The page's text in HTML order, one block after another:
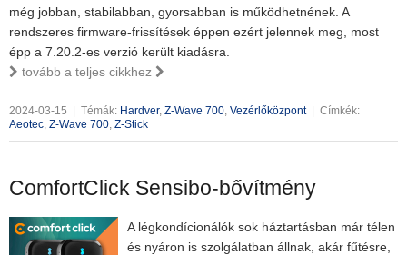
még jobban, stabilabban, gyorsabban is működhetnének. A
rendszeres firmware-frissítések éppen ezért jelennek meg, most
épp a 7.20.2-es verzió került kiadásra.
tovább a teljes cikkhez
2024-03-15 Témák: Hardver, Z-Wave 700, Vezérlőközpont
Címkék:
Aeotec, Z-Wave 700, Z-Stick
ComfortClick Sensibo-bővítmény
A légkondícionálók sok háztartásban már télen
és nyáron is szolgálatban állnak, akár fűtésre,